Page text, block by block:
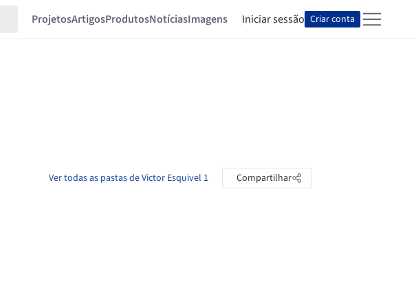
ProjetosArtigosProdutosNotíciasImagens Iniciar sessão Criar conta
Ver todas as pastas de Victor Esquivel 1 Compartilhar